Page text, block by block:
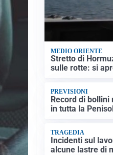
MEDIO ORIENTE
Stretto di
sulle rotte: si
PREVISIONI
Record di
in tutta la
TRAGEDIA
Incidenti sul
alcune lastre di